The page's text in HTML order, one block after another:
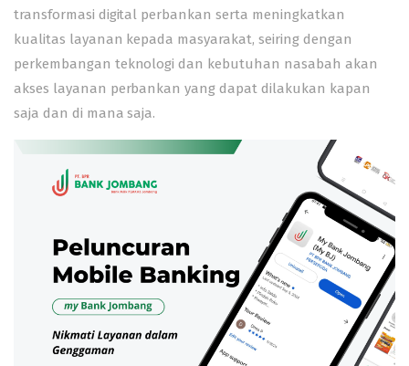
transformasi digital perbankan serta meningkatkan
kualitas layanan kepada masyarakat, seiring dengan
perkembangan teknologi dan kebutuhan nasabah akan
akses layanan perbankan yang dapat dilakukan kapan
saja dan di mana saja.